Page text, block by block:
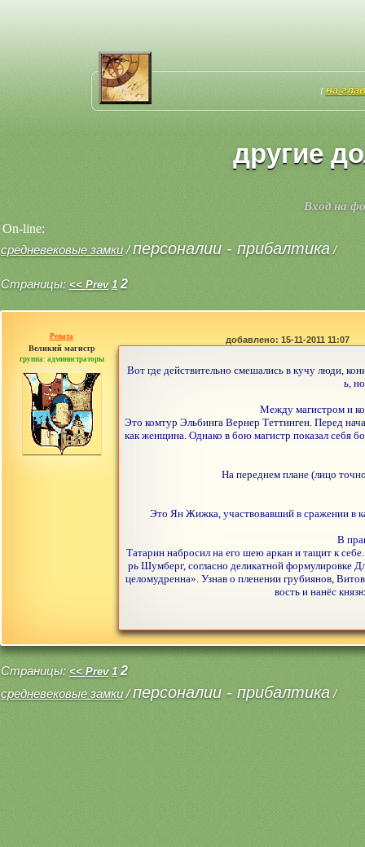
[ на
другие
Вход на
On-line:
средневековые замки/персоналии - прибалтика /
Страницы:<< Prev 1 2
Рената
Великий магистр
группа: администраторы
сообщений: 30442
добавлено: 15-11-2011 11:07
Вот где действительно смешались в кучу люди,
ь,
Между магистром и
Это комтур Эльбинга Вернер Теттинген. Перед
как женщина. Однако в бою магистр показал себя
На переднем плане (лицо
Это Ян Жижка, участвовавший в сражении в
В
Татарин набросил на его шею аркан и тащит к
рь Шумберг, согласно деликатной формулировке
целомудренна». Узнав о пленении грубиянов,
вость и нанёс
Страницы: << Prev 1 2
средневековые замки/персоналии - прибалтика /